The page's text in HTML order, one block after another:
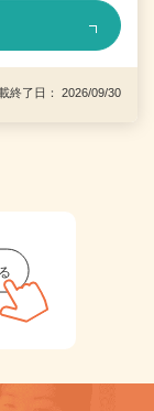
了日： 2026/09/30